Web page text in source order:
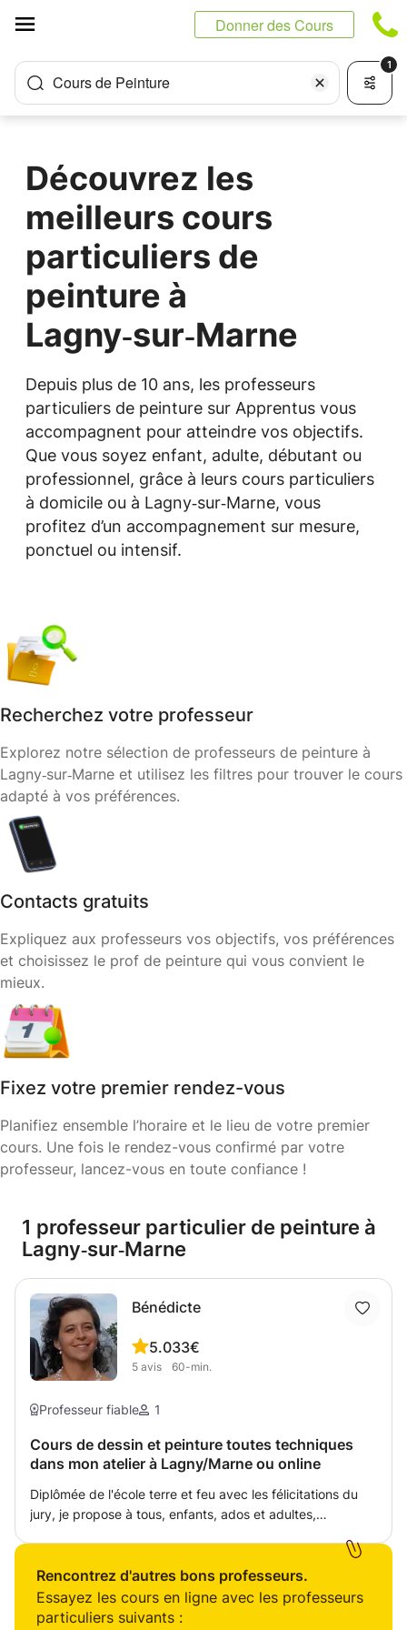
Donner des Cours
Cours de Peinture
1
Découvrez les
meilleurs cours
particuliers de
peinture à
Lagny‑sur‑Marne
Depuis plus de 10 ans, les professeurs
particuliers de peinture sur Apprentus vous
accompagnent pour atteindre vos objectifs.
Que vous soyez enfant, adulte, débutant ou
professionnel, grâce à leurs cours particuliers
à domicile ou à Lagny‑sur‑Marne, vous
profitez d’un accompagnement sur mesure,
ponctuel ou intensif.
Recherchez votre professeur
Explorez notre sélection de professeurs de peinture à
Lagny‑sur‑Marne et utilisez les filtres pour trouver le cours
adapté à vos préférences.
Contacts gratuits
Expliquez aux professeurs vos objectifs, vos préférences
et choisissez le prof de peinture qui vous convient le
mieux.
Fixez votre premier rendez-vous
Planifiez ensemble l’horaire et le lieu de votre premier
cours. Une fois le rendez-vous confirmé par votre
professeur, lancez-vous en toute confiance !
1 professeur particulier de peinture à
Lagny‑sur‑Marne
Bénédicte
5.0
5 avis
33€
60-min.
Professeur fiable 1
Cours de dessin et peinture toutes techniques
dans mon atelier à Lagny/Marne ou online
Diplômée de l'école terre et feu avec les félicitations du
jury, je propose à tous, enfants, ados et adultes,
acrylique, huile etc, ainsi que de modelage, dans mon
atelier à Lagny ou online. Passionnée par l'enseignement,
je m'efforce de transmettre mon enthousiasme pour l'art à
Rencontrez d'autres bons professeurs.
Essayez les cours en ligne avec les professeurs
particuliers suivants :